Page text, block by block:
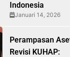
Indonesia
Januari 14, 2026
Perampasan
Revisi KUHAP: